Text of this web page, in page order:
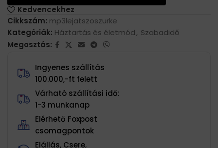
Kedvencekhez
Cikkszám: mp3lejatszoszurke
Kategóriák: Háztartás és életmód, Szabadidő
Megosztás:
Ingyenes szállítás
100.000,-ft felett
Várható szállítási idő:
1-3 munkanap
Elérhető Foxpost
csomagpontok
Elállás, Csere,